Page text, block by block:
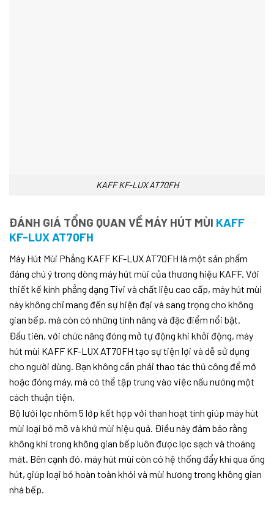
KAFF KF-LUX AT70FH
ĐÁNH GIÁ TỔNG QUAN VỀ MÁY HÚT MÙI KAFF
KF-LUX AT70FH
Máy Hút Mùi Phẳng KAFF KF-LUX AT70FH là một sản phẩm
đáng chú ý trong dòng máy hút mùi của thương hiệu KAFF. Với
thiết kế kính phẳng dạng Tivi và chất liệu cao cấp, máy hút mùi
này không chỉ mang đến sự hiện đại và sang trọng cho không
gian bếp, mà còn có những tính năng và đặc điểm nổi bật.
Đầu tiên, với chức năng đóng mở tự động khi khởi động, máy
hút mùi KAFF KF-LUX AT70FH tạo sự tiện lợi và dễ sử dụng
cho người dùng. Bạn không cần phải thao tác thủ công để mở
hoặc đóng máy, mà có thể tập trung vào việc nấu nướng một
cách thuận tiện.
Bộ lưới lọc nhôm 5 lớp kết hợp với than hoạt tính giúp máy hút
mùi loại bỏ mỡ và khử mùi hiệu quả. Điều này đảm bảo rằng
không khí trong không gian bếp luôn được lọc sạch và thoáng
mát. Bên cạnh đó, máy hút mùi còn có hệ thống đẩy khí qua ống
hút, giúp loại bỏ hoàn toàn khói và mùi hương trong không gian
nhà bếp.